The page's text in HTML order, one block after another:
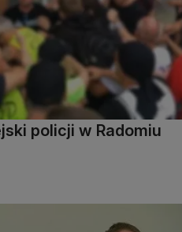
policji w Radomiu